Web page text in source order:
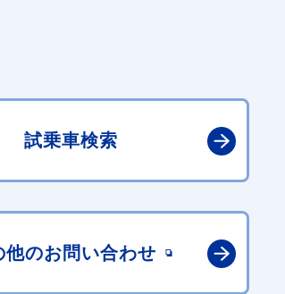
試乗車検索
他のお問い合わせ